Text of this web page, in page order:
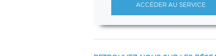
ACCÉDER AU SERVICE